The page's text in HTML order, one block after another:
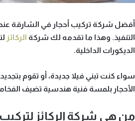
أفضل شركة تركيب أحجار في الشارقة
التنفيذ. وهذا ما تقدمه لك شركة الركائز
الديكورات الداخلية.
سواء كنت تبني فيلا جديدة، أو تقوم
الأحجار بلمسة فنية هندسية تضيف
من هي شركة الركائز لتركيب